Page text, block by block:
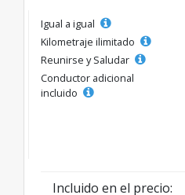
Igual a igual
Kilometraje ilimitado
Reunirse y Saludar
Conductor adicional
incluido
Incluido en el precio: